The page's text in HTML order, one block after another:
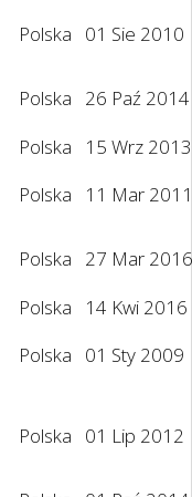
Polska 01 Sie 2010
Polska
26 Paź 2014
Polska
15 Wrz 2013
Polska 11 Mar 2011
Polska
27 Mar 2016
Polska
14 Kwi 2016
Polska 01 Sty 2009
Polska 01 Lip 2012